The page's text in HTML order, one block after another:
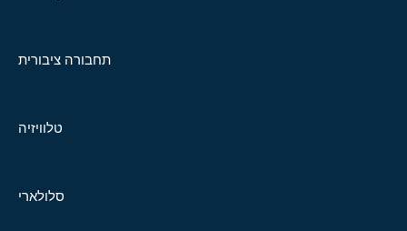
תחבורה ציבורית
טלוויזיה
סלולארי